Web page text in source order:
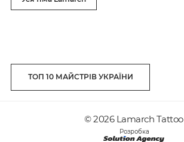
ТОП 10 МАЙСТРІВ УКРАЇНИ
© 2026 Lamarch Tattoo
Розробка